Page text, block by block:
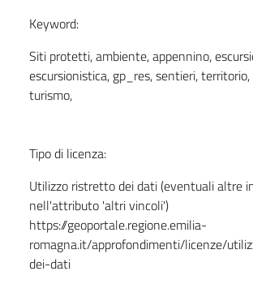
Keyword:
Siti protetti, ambiente, appennino,
escursionistica, gp_res, sentieri,
turismo,
Tipo di licenza:
Utilizzo ristretto dei dati (eventuali altre
nell'attributo 'altri vincoli')
https://geoportale.regione.emilia-
romagna.it/approfondimenti/licenze/
dei-dati